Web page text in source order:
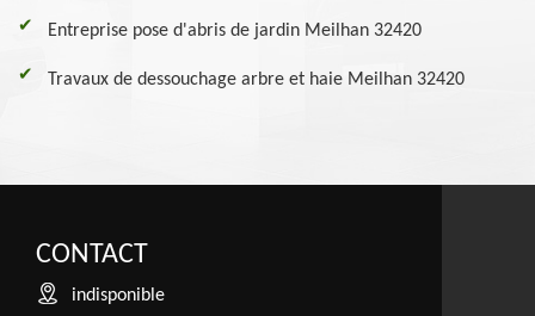
Entreprise pose d'abris de jardin Meilhan 32420
Travaux de dessouchage arbre et haie Meilhan 32420
CONTACT
indisponible